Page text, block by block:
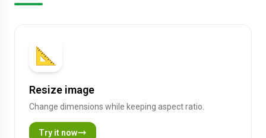
📐
Resize image
Change dimensions while keeping aspect ratio.
Try it now